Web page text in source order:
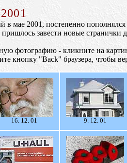
в мае 2001, постепенно
завести новые странички
фотографию - кликните на
кнопку "Back" браузера, чтобы
16. 12. 01 9. 12. 01